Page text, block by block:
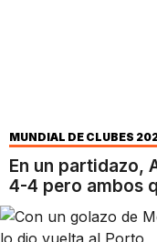
MUNDIAL DE CLUBES
En un partidazo,
4-4 pero ambos